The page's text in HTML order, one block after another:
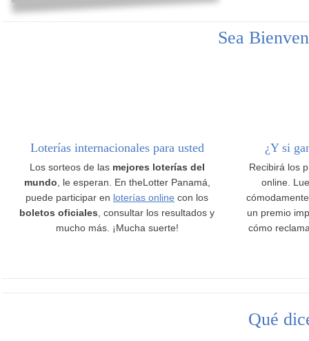
Sea
Loterías internacionales para usted
Los sorteos de las mejores loterías del
mundo , le esperan. En theLotter Panamá,
puede participar en loterías online con los
boletos oficiales , consultar los resultados y
mucho más. ¡Mucha suerte!
¿Y si
Recibirá los
online.
un premio
cómo
Qué